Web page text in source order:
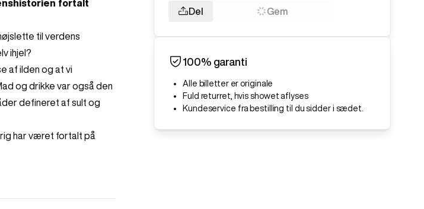
Del Gem
100% garanti
Alle billetter er originale
Fuld returret, hvis showet aflyses
Kundeservice fra bestilling til du sidder i sædet.
fortalt
til verdens
ihjel?
af ilden og at vi
og drikke var også den
defineret af sult og
har været fortalt på